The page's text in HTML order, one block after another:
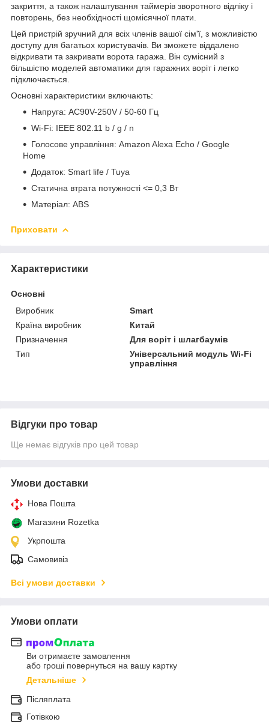
закриття, а також налаштування таймерів зворотного відліку і
повторень, без необхідності щомісячної плати.
Цей пристрій зручний для всіх членів вашої сім'ї, з можливістю
доступу для багатьох користувачів. Ви зможете віддалено
відкривати та закривати ворота гаража. Він сумісний з
більшістю моделей автоматики для гаражних воріт і легко
підключається.
Основні характеристики включають:
Напруга: AC90V-250V / 50-60 Гц
Wi-Fi: IEEE 802.11 b / g / n
Голосове управління: Amazon Alexa Echo / Google
Home
Додаток: Smart life / Tuya
Статична втрата потужності <= 0,3 Вт
Матеріал: ABS
Приховати
Характеристики
Основні
Виробник
Smart
Країна виробник
Китай
Призначення
Для воріт і шлагбаумів
Тип
Універсальний модуль Wi-Fi
управління
Відгуки про товар
Ще немає відгуків про цей товар
Умови доставки
Нова Пошта
Магазини Rozetka
Укрпошта
Самовивіз
Всі умови доставки
Умови оплати
Ви отримаєте замовлення
або гроші повернуться на вашу картку
Детальніше
Післяплата
Готівкою